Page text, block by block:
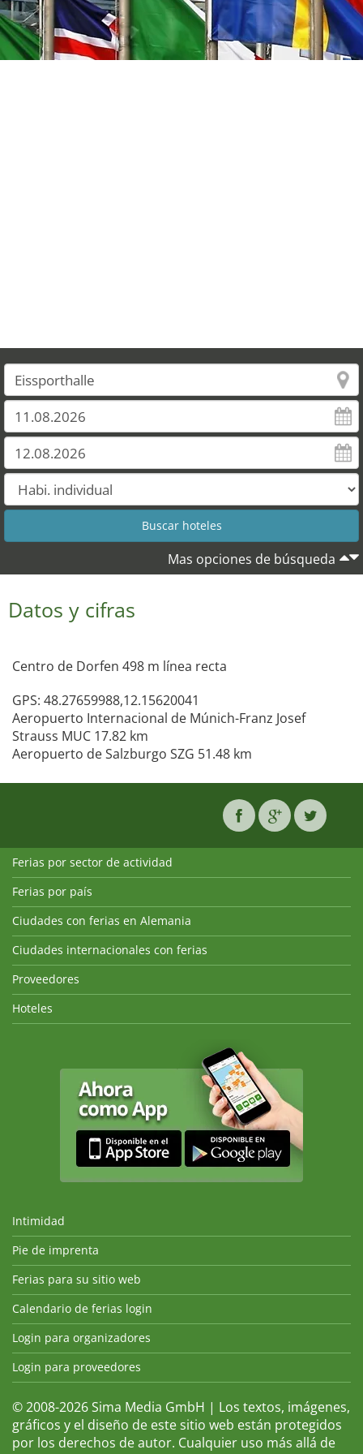
Mas opciones de búsqueda
Datos y cifras
Centro de Dorfen 498 m línea recta
GPS: 48.27659988,12.15620041
Aeropuerto Internacional de Múnich-Franz Josef
Strauss MUC 17.82 km
Aeropuerto de Salzburgo SZG 51.48 km
Ferias por sector de actividad
Ferias por país
Ciudades con ferias en Alemania
Ciudades internacionales con ferias
Proveedores
Hoteles
Intimidad
Pie de imprenta
Ferias para su sitio web
Calendario de ferias login
Login para organizadores
Login para proveedores
© 2008-2026 Sima Media GmbH | Los textos, imágenes,
gráficos y el diseño de este sitio web están protegidos
por los derechos de autor. Cualquier uso más allá de